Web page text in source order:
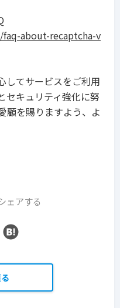
about-recaptcha-v
してサービスをご利用
セキュリティ強化に努
顧を賜りますよう、よ
ェアする